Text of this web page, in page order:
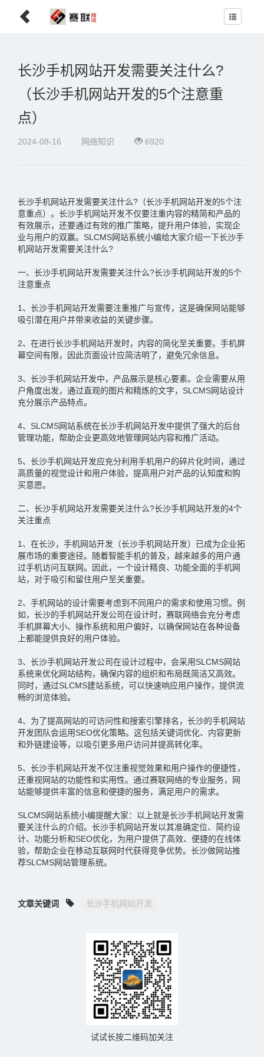
长沙手机网站开发需要关注什么?
（长沙手机网站开发的5个注意重
点）
2024-08-16 网络知识 6920
长沙手机网站开发需要关注什么?（长沙手机网站开发的5个注
意重点）。长沙手机网站开发不仅要注重内容的精简和产品的
有效展示，还要通过有效的推广策略，提升用户体验，实现企
业与用户的双赢。SLCMS网站系统小编给大家介绍一下长沙手
机网站开发需要关注什么?
一、长沙手机网站开发需要关注什么?长沙手机网站开发的5个
注意重点
1、长沙手机网站开发需要注重推广与宣传，这是确保网站能够
吸引潜在用户并带来收益的关键步骤。
2、在进行长沙手机网站开发时，内容的简化至关重要。手机屏
幕空间有限，因此页面设计应简洁明了，避免冗余信息。
3、长沙手机网站开发中，产品展示是核心要素。企业需要从用
户角度出发，通过直观的图片和精炼的文字，SLCMS网站设计
充分展示产品特点。
4、SLCMS网站系统在长沙手机网站开发中提供了强大的后台
管理功能，帮助企业更高效地管理网站内容和推广活动。
5、长沙手机网站开发应充分利用手机用户的碎片化时间，通过
高质量的视觉设计和用户体验，提高用户对产品的认知度和购
买意愿。
二、长沙手机网站开发需要关注什么?长沙手机网站开发的4个
关注重点
1、在长沙，手机网站开发（长沙手机网站开发）已成为企业拓
展市场的重要途径。随着智能手机的普及，越来越多的用户通
过手机访问互联网。因此，一个设计精良、功能全面的手机网
站，对于吸引和留住用户至关重要。
2、手机网站的设计需要考虑到不同用户的需求和使用习惯。例
如，长沙的手机网站开发公司在设计时，赛联网络会充分考虑
手机屏幕大小、操作系统和用户偏好，以确保网站在各种设备
上都能提供良好的用户体验。
3、长沙手机网站开发公司在设计过程中，会采用SLCMS网站
系统来优化网站结构，确保内容的组织和布局既简洁又高效。
同时，通过SLCMS建站系统，可以快速响应用户操作，提供流
畅的浏览体验。
4、为了提高网站的可访问性和搜索引擎排名，长沙的手机网站
开发团队会运用SEO优化策略。这包括关键词优化、内容更新
和外链建设等，以吸引更多用户访问并提高转化率。
5、长沙手机网站开发不仅注重视觉效果和用户操作的便捷性，
还重视网站的功能性和实用性。通过赛联网络的专业服务，网
站能够提供丰富的信息和便捷的服务，满足用户的需求。
SLCMS网站系统小编提醒大家：以上就是长沙手机网站开发需
要关注什么的介绍。长沙手机网站开发以其准确定位、简约设
计、功能分析和SEO优化，为用户提供了高效、便捷的在线体
验，帮助企业在移动互联网时代获得竞争优势。长沙做网站推
荐SLCMS网站管理系统。
文章关键词 长沙手机网站开发
试试长按二维码加关注